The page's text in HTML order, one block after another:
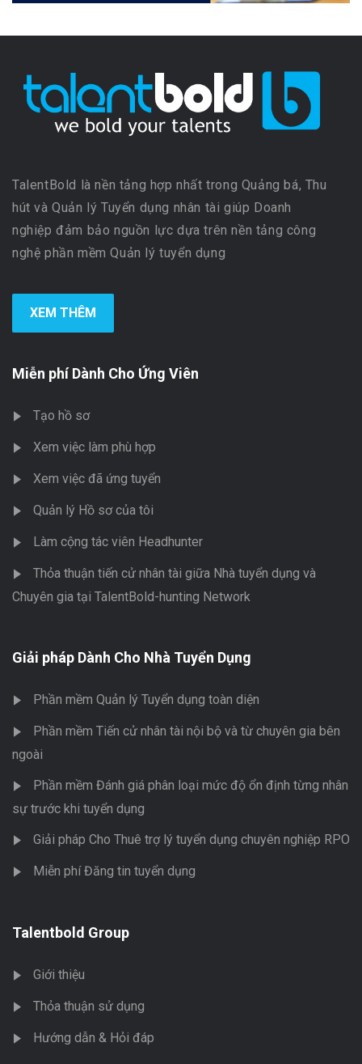
TalentBold là nền tảng hợp nhất trong Quảng bá, Thu
hút và Quản lý Tuyển dụng nhân tài giúp Doanh
nghiệp đảm bảo nguồn lực dựa trên nền tảng công
nghệ phần mềm Quản lý tuyển dụng
XEM THÊM
Miễn phí Dành Cho Ứng Viên
Tạo hồ sơ
Xem việc làm phù hợp
Xem việc đã ứng tuyển
Quản lý Hồ sơ của tôi
Làm cộng tác viên Headhunter
Thỏa thuận tiến cử nhân tài giữa Nhà tuyển dụng và
Chuyên gia tại TalentBold-hunting Network
Giải pháp Dành Cho Nhà Tuyển Dụng
Phần mềm Quản lý Tuyển dụng toàn diện
Phần mềm Tiến cử nhân tài nội bộ và từ chuyên gia bên
ngoài
Phần mềm Đánh giá phân loại mức độ ổn định từng nhân
sự trước khi tuyển dụng
Giải pháp Cho Thuê trợ lý tuyển dụng chuyên nghiệp RPO
Miễn phí Đăng tin tuyển dụng
Talentbold Group
Giới thiệu
Thỏa thuận sử dụng
Hướng dẫn & Hỏi đáp